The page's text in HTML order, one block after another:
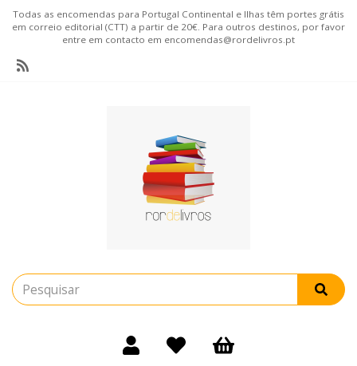
Todas as encomendas para Portugal Continental e Ilhas têm portes grátis
em correio editorial (CTT) a partir de 20€. Para outros destinos, por favor
entre em contacto em encomendas@rordelivros.pt